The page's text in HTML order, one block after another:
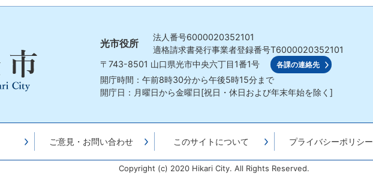
光市役所
法人番号6000020352101
適格請求書発行事業者登録番号T6000020352101
〒743-8501 山口県光市中央六丁目1番1号 各課の連絡先
開庁時間：午前8時30分から午後5時15分まで
開庁日：月曜日から金曜日[祝日・休日および年末年始を除く]
ご意見・お問い合わせ このサイトについて プライバシーポリシー
Copyright (c) 2020 Hikari City. All Rights Reserved.